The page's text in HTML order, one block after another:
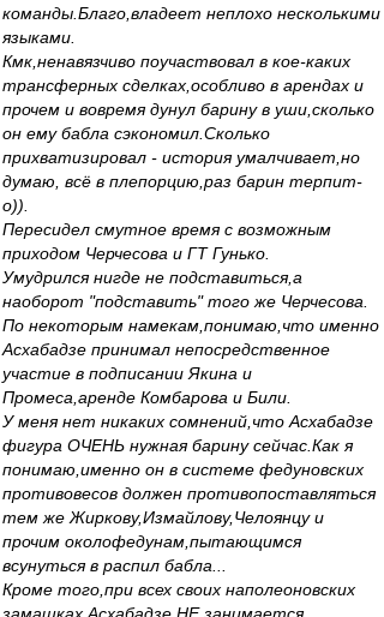
команды.Благо,владеет неплохо несколькими
языками.
Кмк,ненавязчиво поучаствовал в кое-каких
трансферных сделках,особливо в арендах и
прочем и вовремя дунул барину в уши,сколько
он ему бабла сэкономил.Сколько
прихватизировал - история умалчивает,но
думаю, всё в плепорцию,раз барин терпит-
о)).
Пересидел смутное время с возможным
приходом Черчесова и ГТ Гунько.
Умудрился нигде не подставиться,а
наоборот "подставить" того же Черчесова.
По некоторым намекам,понимаю,что именно
Асхабадзе принимал непосредственное
участие в подписании Якина и
Промеса,аренде Комбарова и Били.
У меня нет никаких сомнений,что Асхабадзе
фигура ОЧЕНЬ нужная барину сейчас.Как я
понимаю,именно он в системе федуновских
противовесов должен противопоставляться
тем же Жиркову,Измайлову,Челоянцу и
прочим околофедунам,пытающимся
всунуться в распил бабла...
Кроме того,при всех своих наполеоновских